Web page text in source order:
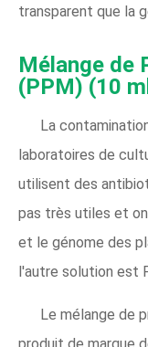
transparent que la
Mélange de
(PPM) (10
La
laboratoires de
utilisent des
pas très utiles et
et le génome des
l'autre solution est
Le mélange de